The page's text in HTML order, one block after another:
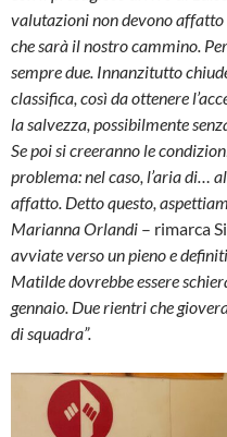
valutazioni non devono
che sarà il nostro cammino.
sempre due. Innanzitutto
classifica, così da ottenere
la salvezza, possibilmente
Se poi si creeranno le
problema: nel caso, l’aria di…
affatto. Detto questo,
Marianna Orlandi – rimarca
avviate verso un pieno e
Matilde dovrebbe essere
gennaio. Due rientri che
di squadra”.